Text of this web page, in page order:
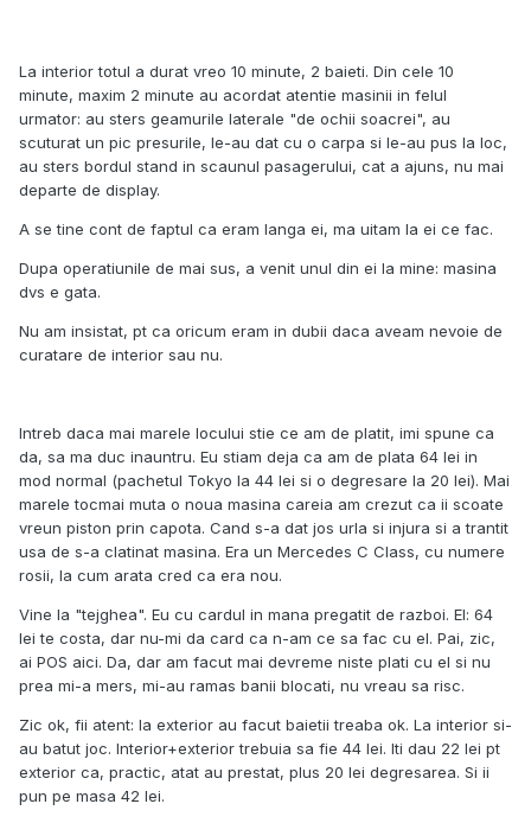
La interior totul a durat vreo 10 minute, 2 baieti. Din cele 10
minute, maxim 2 minute au acordat atentie masinii in felul
urmator: au sters geamurile laterale "de ochii soacrei", au
scuturat un pic presurile, le-au dat cu o carpa si le-au pus la loc,
au sters bordul stand in scaunul pasagerului, cat a ajuns, nu mai
departe de display.
A se tine cont de faptul ca eram langa ei, ma uitam la ei ce fac.
Dupa operatiunile de mai sus, a venit unul din ei la mine: masina
dvs e gata.
Nu am insistat, pt ca oricum eram in dubii daca aveam nevoie de
curatare de interior sau nu.
Intreb daca mai marele locului stie ce am de platit, imi spune ca
da, sa ma duc inauntru. Eu stiam deja ca am de plata 64 lei in
mod normal (pachetul Tokyo la 44 lei si o degresare la 20 lei). Mai
marele tocmai muta o noua masina careia am crezut ca ii scoate
vreun piston prin capota. Cand s-a dat jos urla si injura si a trantit
usa de s-a clatinat masina. Era un Mercedes C Class, cu numere
rosii, la cum arata cred ca era nou.
Vine la "tejghea". Eu cu cardul in mana pregatit de razboi. El: 64
lei te costa, dar nu-mi da card ca n-am ce sa fac cu el. Pai, zic,
ai POS aici. Da, dar am facut mai devreme niste plati cu el si nu
prea mi-a mers, mi-au ramas banii blocati, nu vreau sa risc.
Zic ok, fii atent: la exterior au facut baietii treaba ok. La interior si-
au batut joc. Interior+exterior trebuia sa fie 44 lei. Iti dau 22 lei pt
exterior ca, practic, atat au prestat, plus 20 lei degresarea. Si ii
pun pe masa 42 lei.